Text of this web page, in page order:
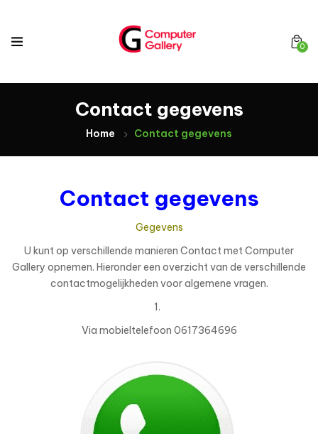
0
Contact gegevens
Home Contact gegevens
Contact gegevens
Gegevens
U kunt op verschillende manieren Contact met Computer
Gallery opnemen. Hieronder een overzicht van de verschillende
contactmogelijkheden voor algemene vragen.
Via mobieltelefoon 0617364696